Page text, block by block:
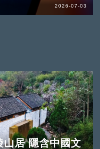
2026-07-03
山居 隱含中國文